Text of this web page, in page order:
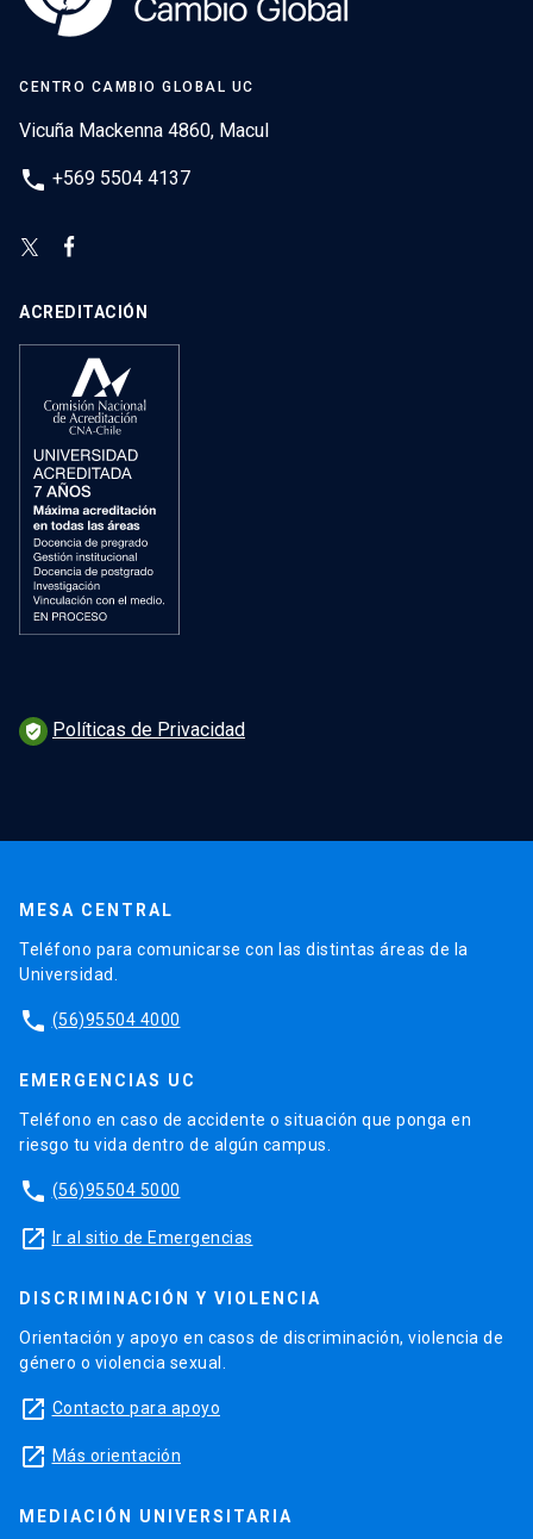
CENTRO CAMBIO GLOBAL UC
Vicuña Mackenna 4860, Macul
phone +569 5504 4137
ACREDITACIÓN
verified_user Políticas de Privacidad
MESA CENTRAL
Teléfono para comunicarse con las distintas áreas de la
Universidad.
phone (56)95504 4000
EMERGENCIAS UC
Teléfono en caso de accidente o situación que ponga en
riesgo tu vida dentro de algún campus.
phone (56)95504 5000
launch Ir al sitio de Emergencias
DISCRIMINACIÓN Y VIOLENCIA
Orientación y apoyo en casos de discriminación, violencia de
género o violencia sexual.
launch Contacto para apoyo
launch Más orientación
MEDIACIÓN UNIVERSITARIA